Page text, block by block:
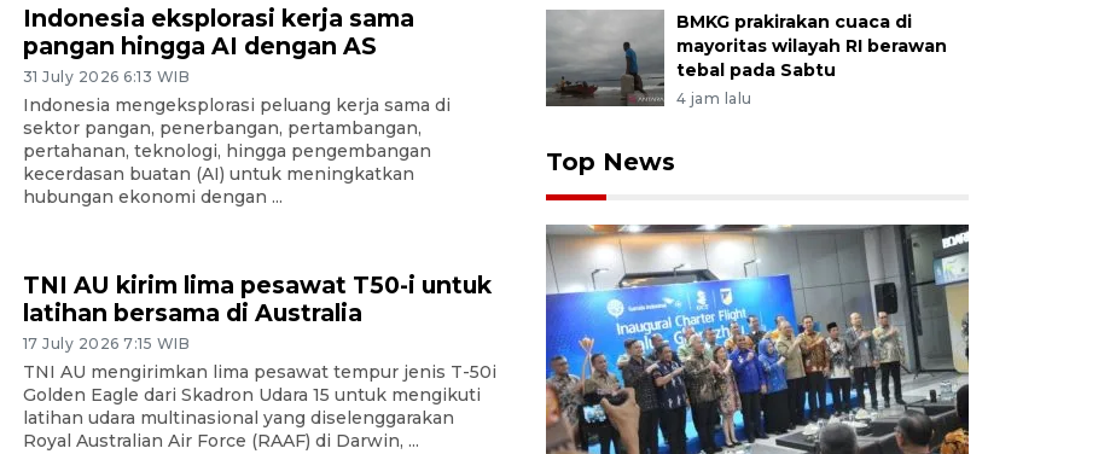
Indonesia eksplorasi kerja sama
pangan hingga AI dengan AS
31 July 2026 6:13 WIB
Indonesia mengeksplorasi peluang kerja sama di
sektor pangan, penerbangan, pertambangan,
pertahanan, teknologi, hingga pengembangan
kecerdasan buatan (AI) untuk meningkatkan
hubungan ekonomi dengan ...
TNI AU kirim lima pesawat T50-i untuk
latihan bersama di Australia
17 July 2026 7:15 WIB
TNI AU mengirimkan lima pesawat tempur jenis T-50i
Golden Eagle dari Skadron Udara 15 untuk mengikuti
latihan udara multinasional yang diselenggarakan
Royal Australian Air Force (RAAF) di Darwin, ...
BMKG prakirakan cuaca di
mayoritas wilayah RI berawan
tebal pada Sabtu
4 jam lalu
Top News